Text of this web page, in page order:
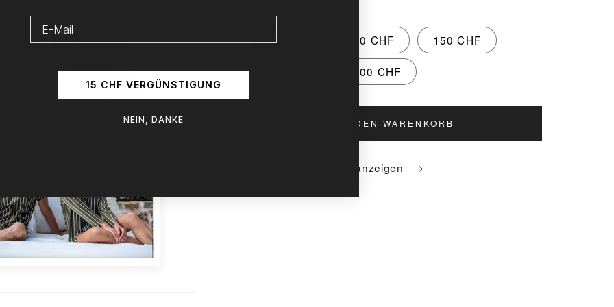
Farbe:
50 CHF 100 CHF 150 CHF
300 CHF
IN DEN WARENKORB
Vollständige Details anzeigen
15 CHF VERGÜNSTIGUNG
NEIN, DANKE